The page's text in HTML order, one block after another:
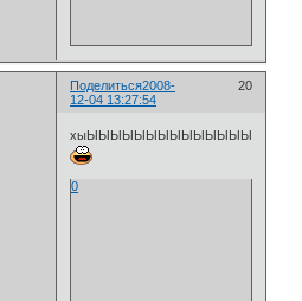
Поделиться 20
2008-
12-04 13:27:54
0